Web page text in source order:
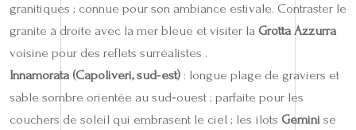
granitiques ; connue pour son ambiance estivale. Contraster le
granite à droite avec la mer bleue et visiter la Grotta Azzurra
voisine pour des reflets surréalistes .
Innamorata (Capoliveri, sud‑est) : longue plage de graviers et
sable sombre orientée au sud‑ouest ; parfaite pour les
couchers de soleil qui embrasent le ciel ; les îlots Gemini se